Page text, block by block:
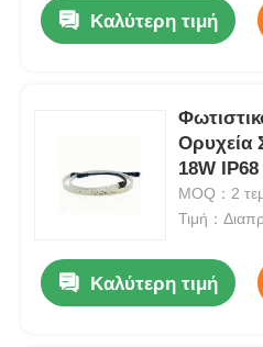
Φώτα κεφαλής
Αεροπορικά φώτα
Φωτοβολταϊκό ασφαλή
Καλύτερη τιμή
Ορυχεία
18W
Λωρίδας
MOQ：2
Τιμή：
Καλύτερη τιμή